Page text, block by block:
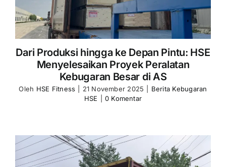
Dari Produksi hingga ke Depan Pintu: HSE
Menyelesaikan Proyek Peralatan
Kebugaran Besar di AS
Oleh HSE Fitness 21 November 2025
Berita Kebugaran
HSE
0 Komentar